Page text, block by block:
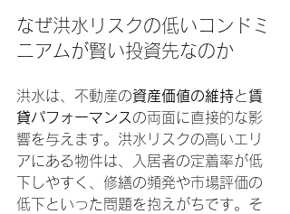
なぜ洪水リスクの低いコンドミ
ニアムが賢い投資先なのか
洪水は、不動産の資産価値の維持と 賃
貸パフォーマンス の両面に直接的な影
響を与えます。洪水リスクの高いエリ
アにある物件は、入居者の定着率が低
下しやすく、修繕の頻発や市場評価の
低下といった問題を抱えがちです。そ